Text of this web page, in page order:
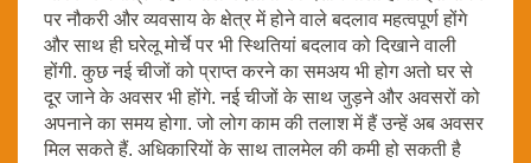
पर नौकरी और व्यवसाय के क्षेत्र में होने वाले बदलाव महत्वपूर्ण होंगे
और साथ ही घरेलू मोर्चे पर भी स्थितियां बदलाव को दिखाने वाली
होंगी. कुछ नई चीजों को प्राप्त करने का समअय भी होग अतो घर से
दूर जाने के अवसर भी होंगे. नई चीजों के साथ जुड़ने और अवसरों को
अपनाने का समय होगा. जो लोग काम की तलाश में हैं उन्हें अब अवसर
मिल सकते हैं. अधिकारियों के साथ तालमेल की कमी हो सकती है